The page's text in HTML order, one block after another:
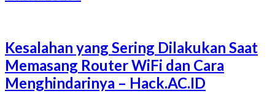
Kesalahan yang Sering Dilakukan Saat
Memasang Router WiFi dan Cara
Menghindarinya – Hack.AC.ID